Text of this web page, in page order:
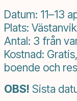
Datum: 11–13
Plats:
Antal: 3 från
Kostnad:
boende och
OBS! Sista